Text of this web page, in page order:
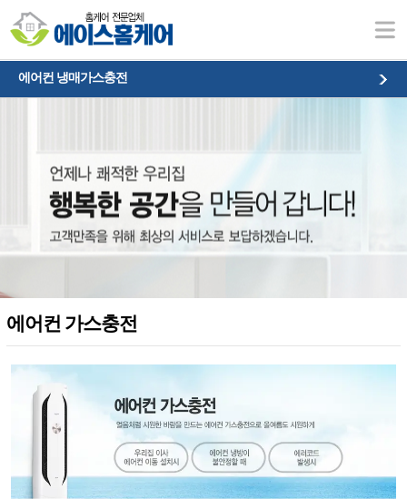
에어컨 가스충전
에어컨 냉매가스충전
에어컨 가스충전